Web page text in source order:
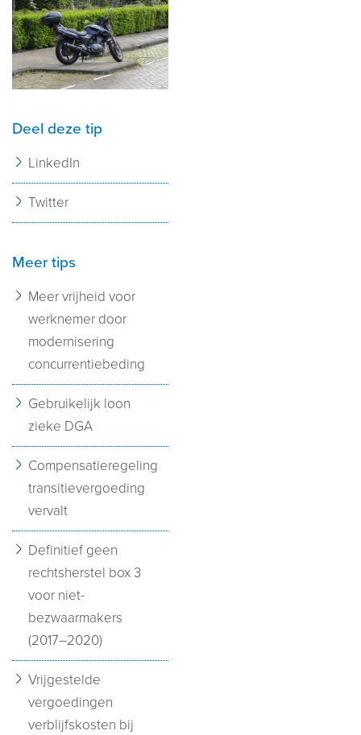
Deel deze tip
LinkedIn
Twitter
Meer tips
Meer vrijheid voor
werknemer door
modernisering
concurrentiebeding
Gebruikelijk loon
zieke DGA
Compensatieregeling
transitievergoeding
vervalt
Definitief geen
rechtsherstel box 3
voor niet-
bezwaarmakers
(2017–2020)
Vrijgestelde
vergoedingen
verblijfskosten bij